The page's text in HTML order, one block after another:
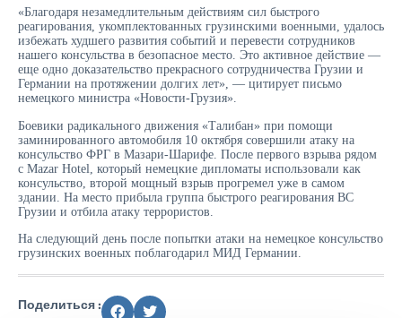
«Благодаря незамедлительным действиям сил быстрого
реагирования, укомплектованных грузинскими военными, удалось
избежать худшего развития событий и перевести сотрудников
нашего консульства в безопасное место. Это активное действие —
еще одно доказательство прекрасного сотрудничества Грузии и
Германии на протяжении долгих лет», — цитирует письмо
немецкого министра «Новости-Грузия».
Боевики радикального движения «Талибан» при помощи
заминированного автомобиля 10 октября совершили атаку на
консульство ФРГ в Мазари-Шарифе. После первого взрыва рядом
с Mazar Hotel, который немецкие дипломаты использовали как
консульство, второй мощный взрыв прогремел уже в самом
здании. На место прибыла группа быстрого реагирования ВС
Грузии и отбила атаку террористов.
На следующий день после попытки атаки на немецкое консульство
грузинских военных поблагодарил МИД Германии.
Поделиться :